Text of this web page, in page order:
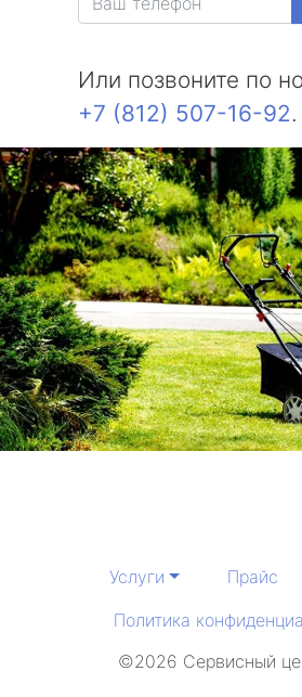
Или позвоните по
+7 (812) 507-16-92.
Услуги Прайс
Политика
©2026 Сервисный